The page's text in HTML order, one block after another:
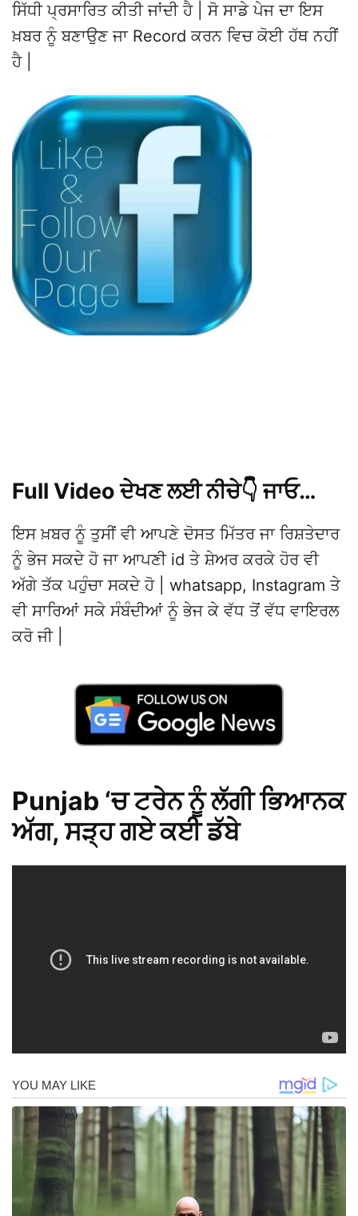
ਸਿੱਧੀ ਪ੍ਰਸਾਰਿਤ ਕੀਤੀ ਜਾਂਦੀ ਹੈ | ਸੋ ਸਾਡੇ ਪੇਜ ਦਾ ਇਸ
ਖ਼ਬਰ ਨੂੰ ਬਣਾਉਣ ਜਾ Record ਕਰਨ ਵਿਚ ਕੋਈ ਹੱਥ ਨਹੀਂ
ਹੈ |
Full Video ਦੇਖਣ ਲਈ ਨੀਚੇ👇 ਜਾਓ…
ਇਸ ਖ਼ਬਰ ਨੂੰ ਤੁਸੀਂ ਵੀ ਆਪਣੇ ਦੋਸਤ ਮਿੱਤਰ ਜਾ ਰਿਸ਼ਤੇਦਾਰ
ਨੂੰ ਭੇਜ ਸਕਦੇ ਹੋ ਜਾ ਆਪਣੀ id ਤੇ ਸ਼ੇਅਰ ਕਰਕੇ ਹੋਰ ਵੀ
ਅੱਗੇ ਤੱਕ ਪਹੁੰਚਾ ਸਕਦੇ ਹੋ | whatsapp, Instagram ਤੇ
ਵੀ ਸਾਰਿਆਂ ਸਕੇ ਸੰਬੰਦੀਆਂ ਨੂੰ ਭੇਜ ਕੇ ਵੱਧ ਤੋਂ ਵੱਧ ਵਾਇਰਲ
ਕਰੋ ਜੀ |
Punjab ‘ਚ ਟਰੇਨ ਨੂੰ ਲੱਗੀ ਭਿਆਨਕ
ਅੱਗ, ਸੜ੍ਹ ਗਏ ਕਈ ਡੱਬੇ